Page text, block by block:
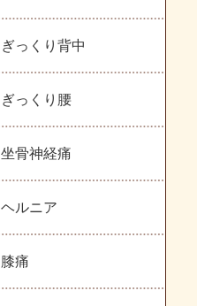
ぎっくり背中
ぎっくり腰
坐骨神経痛
ヘルニア
膝痛